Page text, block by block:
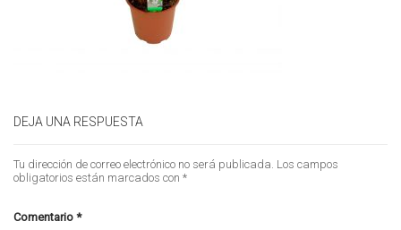
DEJA UNA RESPUESTA
Tu dirección de correo electrónico no será publicada. Los campos
obligatorios están marcados con *
Comentario *